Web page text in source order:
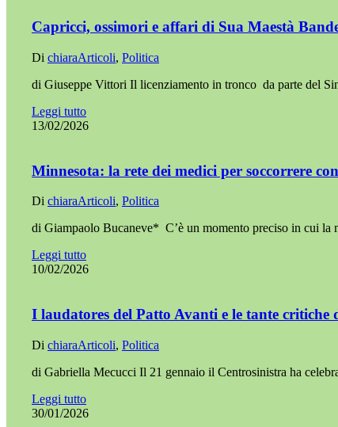
Capricci, ossimori e affari di Sua Maestà
Di chiaraArticoli, Politica
di Giuseppe Vittori Il licenziamento in tronco da parte del
Leggi tutto
13/02/2026
Minnesota: la rete dei medici per soccorrere
Di chiaraArticoli, Politica
di Giampaolo Bucaneve* C’è un momento preciso in cui la
Leggi tutto
10/02/2026
I laudatores del Patto Avanti e le tante critiche
Di chiaraArticoli, Politica
di Gabriella Mecucci Il 21 gennaio il Centrosinistra ha
Leggi tutto
30/01/2026